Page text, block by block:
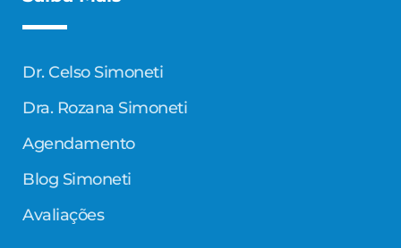
Dr. Celso Simoneti
Dra. Rozana Simoneti
Agendamento
Blog Simoneti
Avaliações